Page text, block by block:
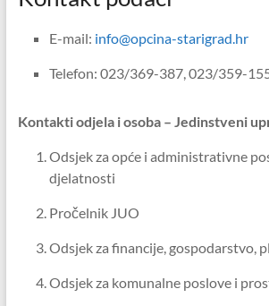
E-mail: info@opcina-starigrad.hr
Telefon: 023/369-387, 023/359-
Kontakti odjela i osoba – Jedinstveni
Odsjek za opće i administrativne
djelatnosti
Pročelnik JUO
Odsjek za financije, gospodarstvo,
Odsjek za komunalne poslove i